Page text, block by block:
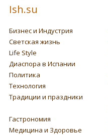
Ish.su
Бизнес и Индустрия
Светская жизнь
Life Style
Диаспора в Испании
Политика
Технология
Традиции и праздники
Гастрономия
Медицина и Здоровье